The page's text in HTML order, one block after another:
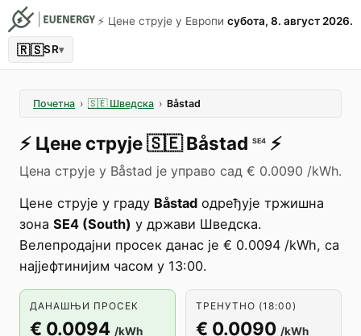
⚡️ Цене струје у Европи субота, 8. август 2026.
🇷🇸SR▾
Почетна › 🇸🇪 Шведска › Båstad
⚡️ Цене струје🇸🇪 Båstad SE4 ⚡️
Цена струје у Båstad је управо сад € 0.0090 /kWh.
Цене струје у граду Båstad одређује тржишна
зона SE4 (South) у држави Шведска.
Велепродајни просек данас је € 0.0094 /kWh, са
најјефтинијим часом у 13:00.
ДАНАШЊИ ПРОСЕК
€ 0.0094 /kWh
ТРЕНУТНО (18:00)
€ 0.0090 /kWh